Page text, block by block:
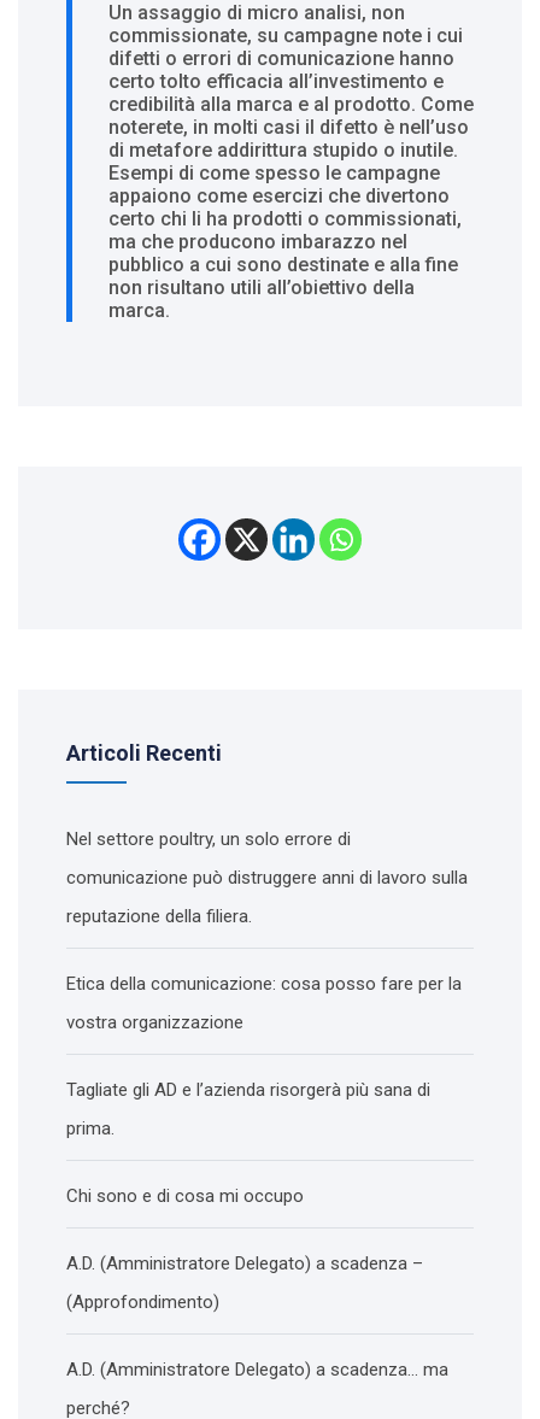
Un assaggio di micro analisi, non
commissionate, su campagne note i cui
difetti o errori di comunicazione hanno
certo tolto efficacia all’investimento e
credibilità alla marca e al prodotto. Come
noterete, in molti casi il difetto è nell’uso
di metafore addirittura stupido o inutile.
Esempi di come spesso le campagne
appaiono come esercizi che divertono
certo chi li ha prodotti o commissionati,
ma che producono imbarazzo nel
pubblico a cui sono destinate e alla fine
non risultano utili all’obiettivo della
marca.
Articoli Recenti
Nel settore poultry, un solo errore di
comunicazione può distruggere anni di lavoro sulla
reputazione della filiera.
Etica della comunicazione: cosa posso fare per la
vostra organizzazione
Tagliate gli AD e l’azienda risorgerà più sana di
prima.
Chi sono e di cosa mi occupo
A.D. (Amministratore Delegato) a scadenza –
(Approfondimento)
A.D. (Amministratore Delegato) a scadenza… ma
perché?